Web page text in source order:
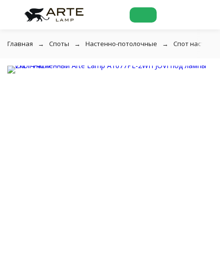
Главная Споты Настенно-потолочные Спот